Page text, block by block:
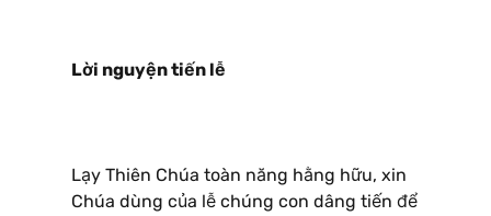
Lời nguyện tiến lễ
Lạy Thiên Chúa toàn năng hằng hữu, xin
Chúa dùng của lễ chúng con dâng tiến để